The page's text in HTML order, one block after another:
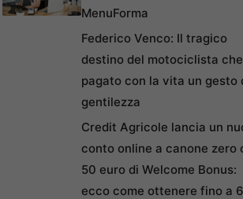
MenuForma
Federico Venco: Il tragico
destino del motociclista
pagato con la vita un gesto
gentilezza
Credit Agricole lancia un
conto online a canone zero
50 euro di Welcome Bonus:
ecco come ottenere fino a